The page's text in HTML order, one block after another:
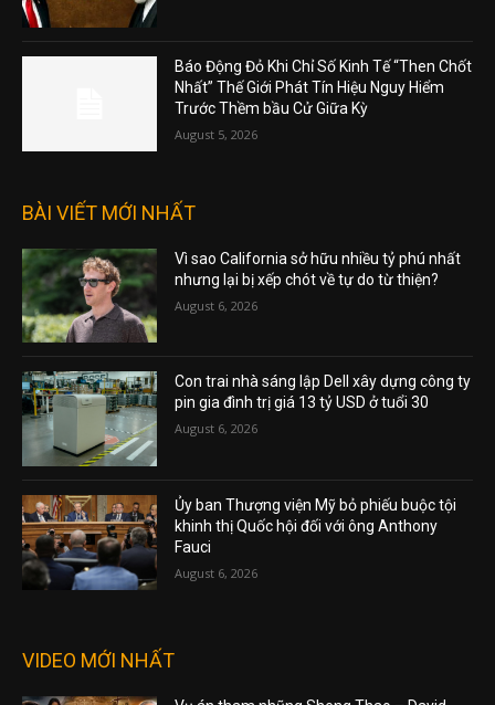
Báo Động Đỏ Khi Chỉ Số Kinh Tế “Then Chốt
Nhất” Thế Giới Phát Tín Hiệu Nguy Hiểm
Trước Thềm bầu Cử Giữa Kỳ
August 5, 2026
BÀI VIẾT MỚI NHẤT
Vì sao California sở hữu nhiều tỷ phú nhất
nhưng lại bị xếp chót về tự do từ thiện?
August 6, 2026
Con trai nhà sáng lập Dell xây dựng công ty
pin gia đình trị giá 13 tỷ USD ở tuổi 30
August 6, 2026
Ủy ban Thượng viện Mỹ bỏ phiếu buộc tội
khinh thị Quốc hội đối với ông Anthony
Fauci
August 6, 2026
VIDEO MỚI NHẤT